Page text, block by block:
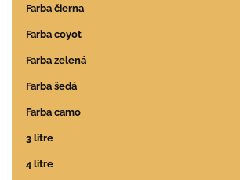
Farba čierna
Farba coyot
Farba zelená
Farba šedá
Farba camo
3 litre
4 litre